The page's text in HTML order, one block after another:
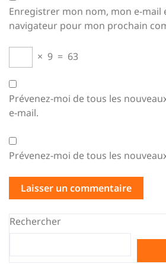
Enregistrer mon nom, mon e-mail
navigateur pour mon prochain
× 9 = 63
Prévenez-moi de tous les
e-mail.
Prévenez-moi de tous les
Rechercher